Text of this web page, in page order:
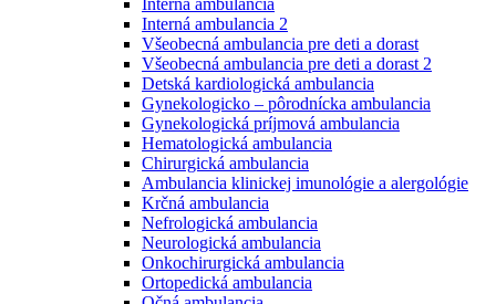
Interná ambulancia
Interná ambulancia 2
Všeobecná ambulancia pre deti a dorast
Všeobecná ambulancia pre deti a dorast 2
Detská kardiologická ambulancia
Gynekologicko – pôrodnícka ambulancia
Gynekologická príjmová ambulancia
Hematologická ambulancia
Chirurgická ambulancia
Ambulancia klinickej imunológie a alergológie
Krčná ambulancia
Nefrologická ambulancia
Neurologická ambulancia
Onkochirurgická ambulancia
Ortopedická ambulancia